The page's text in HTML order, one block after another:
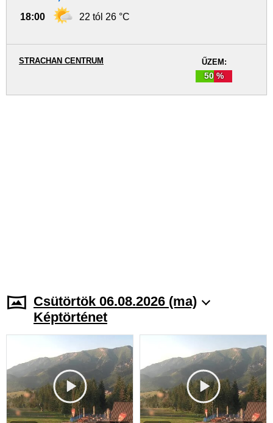
18:00 22 tól 26 °C
ŰZEM:
50 %
STRACHAN CENTRUM
Csütörtök 06.08.2026 (ma)
Képtörténet